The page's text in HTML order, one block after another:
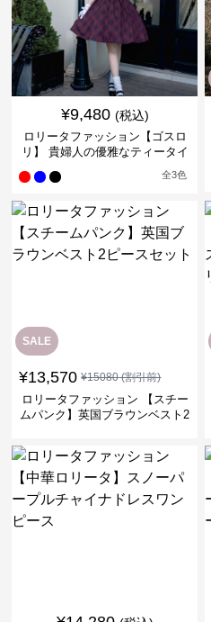
¥9,480 (税込)
ロリータファッション【ゴスロ
リ】 貴婦人の優雅なティータイ
全3色
SALE
¥13,570 ¥15080(割引前)
ロリータファッション 【スチー
ムパンク】英国ブラウンベスト2